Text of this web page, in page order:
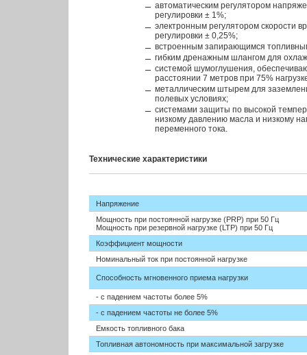
автоматическим регулятором
регулировки ± 1%;
электронным регулятором скорости
регулировки ± 0,25%;
встроенным запирающимся
гибким дренажным шлангом для
системой шумоглушения,
расстоянии 7 метров при 75%
металлическим штырем для
полевых условиях;
системами защиты по высокой
низкому давлению масла и низкому
переменного тока.
Технические характеристики
Напряжение
Мощность при постоянной нагрузке (PRP) при 50 Гц
Мощность при резервной нагрузке (LTP) при 50 Гц
Коэффициент мощности
Номинальный ток при постоянной нагрузке
Способность мгновенного приема нагрузки
- с падением частоты более 5%
- с падением частоты не более 5%
Емкость топливного бака
Топливная автономность при максимальной загрузке